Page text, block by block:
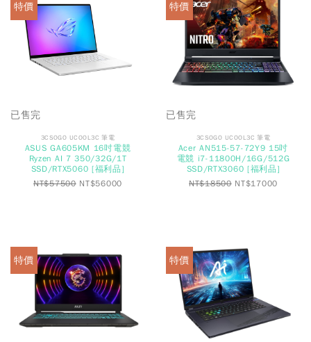
特價
已售完
3CSOGO UCOOL3C 筆電
ASUS GA605KM 16吋電競
Ryzen AI 7 350/32G/1T
SSD/RTX5060 [福利品]
NT$57500 NT$56000
特價
已售完
3CSOGO UCOOL3C 筆電
Acer AN515-57-72Y9 15吋
電競 i7-11800H/16G/512G
SSD/RTX3060 [福利品]
NT$18500 NT$17000
特價 特價